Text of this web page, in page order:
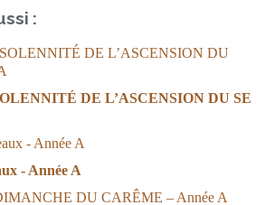
:
DE L’ASCENSION DU SE
- Année A